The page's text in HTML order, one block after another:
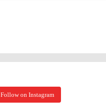
Follow on Instagram